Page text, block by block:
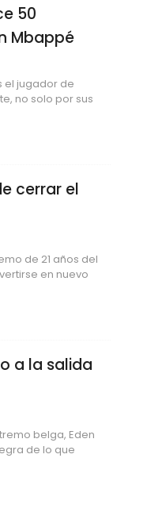
50
Mbappé
el jugador de
no solo por sus
cerrar el
de 21 años del
en nuevo
a la salida
belga, Eden
de lo que